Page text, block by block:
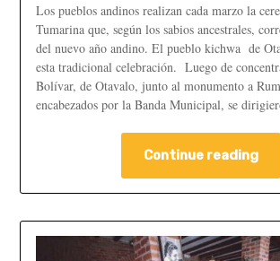
Los pueblos andinos realizan cada marzo la
Tumarina que, según los sabios ancestrales,
del nuevo año andino. El pueblo kichwa de
esta tradicional celebración. Luego de
Bolívar, de Otavalo, junto al monumento a
encabezados por la Banda Municipal, se
Continue reading